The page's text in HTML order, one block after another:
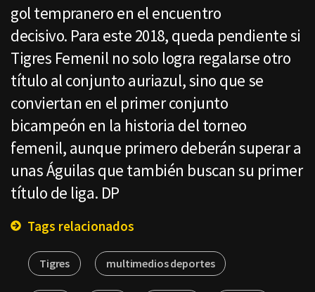
gol tempranero en el encuentro
decisivo. Para este 2018, queda pendiente si
Tigres Femenil no solo logra regalarse otro
título al conjunto auriazul, sino que se
conviertan en el primer conjunto
bicampeón en la historia del torneo
femenil, aunque primero deberán superar a
unas Águilas que también buscan su primer
título de liga. DP
Tags relacionados
Tigres multimedios deportes